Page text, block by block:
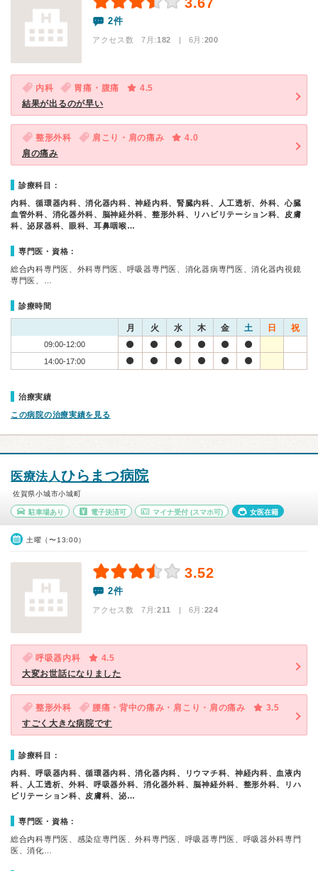
2件
アクセス数 7月:182 | 6月:200
内科 胃痛・腹痛
4.5
結果が出るのが早い
整形外科 肩こり・肩の痛み
4.0
肩の痛み
診療科目：
内科、循環器内科、消化器内科、神経内科、腎臓内科、人工透析、外科、心臓
血管外科、消化器外科、脳神経外科、整形外科、リハビリテーション科、皮膚
科、泌尿器科、眼科、耳鼻咽喉…
専門医・資格：
総合内科専門医、外科専門医、呼吸器専門医、消化器病専門医、消化器内視鏡
専門医、…
診療時間
月 火 水 木 金 土 日 祝
09:00-12:00
14:00-17:00
治療実績
この病院の治療実績を見る
医療法人ひらまつ病院
佐賀県小城市小城町
駐車場あり 電子決済可 マイナ受付 (スマホ可) 女医在籍
土曜（〜13:00）
3.52
2件
アクセス数 7月:211 | 6月:224
呼吸器内科
4.5
大変お世話になりました
整形外科 腰痛・背中の痛み・肩こり・肩の痛み
3.5
すごく大きな病院です
診療科目：
内科、呼吸器内科、循環器内科、消化器内科、リウマチ科、神経内科、血液内
科、人工透析、外科、呼吸器外科、消化器外科、脳神経外科、整形外科、リハ
ビリテーション科、皮膚科、泌…
専門医・資格：
総合内科専門医、感染症専門医、外科専門医、呼吸器専門医、呼吸器外科専門
医、消化…